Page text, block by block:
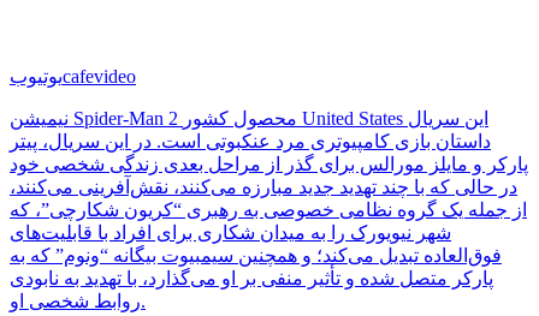
یوتیوبcafevideo
نیمیشن Spider-Man 2 محصول کشور United States این سریال
داستان بازی کامپیوتری مرد عنکبوتی است. در این سریال، پیتر
پارکر و مایلز مورالس برای گذر از مراحل بعدی زندگی شخصی خود
در حالی که با چند تهدید جدید مبارزه می‌کنند، نقش‌آفرینی می‌کنند،
از جمله یک گروه نظامی خصوصی به رهبری “کریون شکارچی”، که
شهر نیویورک را به میدان شکاری برای افراد با قابلیت‌های
فوق‌العاده تبدیل می‌کند؛ و همچنین سیمبیوت بیگانه “ونوم” که به
پارکر متصل شده و تأثیر منفی بر او می‌گذارد، با تهدید به نابودی
روابط شخصی او.